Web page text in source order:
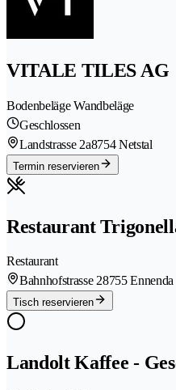
VITALE TILES AG
Bodenbeläge Wandbeläge
Geschlossen
Landstrasse 2a8754 Netstal
Termin reservieren
Restaurant
Restaurant
Bahnhofstrasse 28755 Ennenda
Tisch reservieren
Landolt Kaffee -